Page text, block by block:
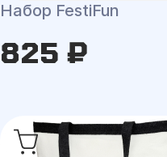
Набор FestiFun
825 ₽